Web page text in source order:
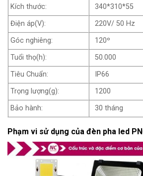
Kích thước:
340*310*55
Điện áp(V):
220V/ 50 Hz
Góc nghiêng:
120º
Tuổi thọ(h):
50.000
Tiêu Chuẩn:
IP66
Trọng lượng(g):
1200
Bảo hành:
30 tháng
Phạm vi sử dụng của đèn pha led